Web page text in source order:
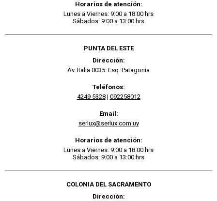
Horarios de atención:
Lunes a Viernes: 9:00 a 18:00 hrs
Sábados: 9:00 a 13:00 hrs
PUNTA DEL ESTE
Dirección:
Av. Italia 0035. Esq. Patagonia
Teléfonos:
4249 5328| 092258012
Email:
serlux@serlux.com.uy
Horarios de atención:
Lunes a Viernes: 9:00 a 18:00 hrs
Sábados: 9:00 a 13:00 hrs
COLONIA DEL SACRAMENTO
Dirección: